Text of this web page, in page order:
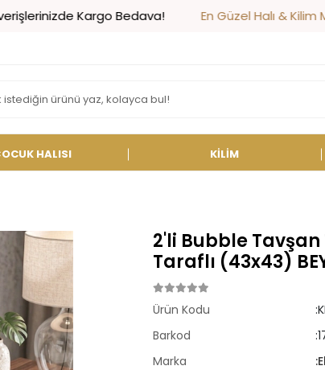
Kargo Bedava! En Güzel Halı & Kilim Modelleri
HALISI KİLİM
2'li Bubble Tavşan
Taraflı (43x43)
Ürün Kodu
Barkod
Marka